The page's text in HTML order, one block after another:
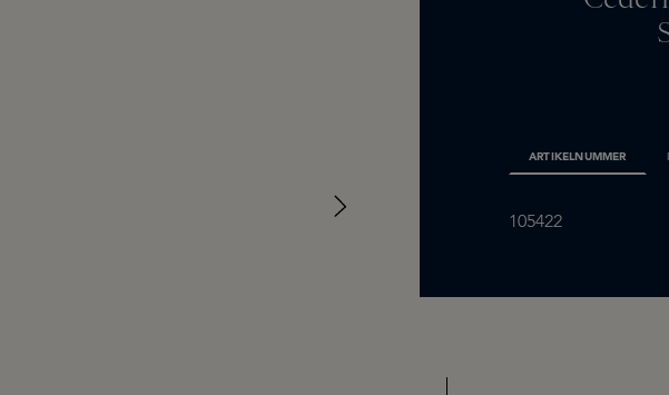
ARTIKELNUMMER
105422